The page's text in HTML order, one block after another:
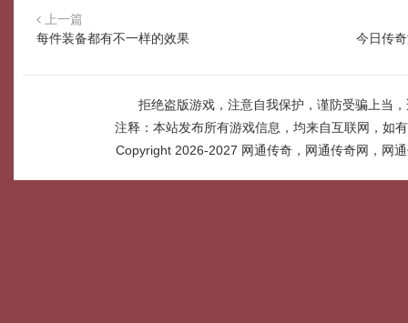
上一篇
每件装备都有不一样的效果
今日传
拒绝盗版游戏，注意自我保护，谨防受骗上当
注释：本站发布所有游戏信息，均来自互联网，如
Copyright 2026-2027 网通传奇，网通传奇网，网